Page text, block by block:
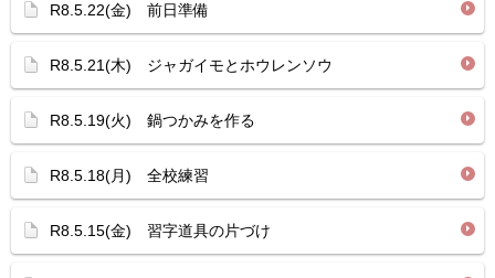
R8.5.22(金) 前日準備
R8.5.21(木) ジャガイモとホウレンソウ
R8.5.19(火) 鍋つかみを作る
R8.5.18(月) 全校練習
R8.5.15(金) 習字道具の片づけ